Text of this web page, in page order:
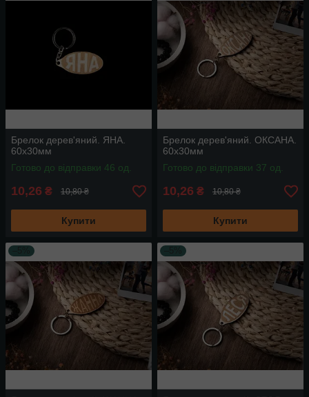
Брелок дерев'яний. ЯНА.
60х30мм
Готово до відправки 46 од.
10,26 ₴ 10,80 ₴
Купити
Брелок дерев'яний. ОКСАНА.
60х30мм
Готово до відправки 37 од.
10,26 ₴ 10,80 ₴
Купити